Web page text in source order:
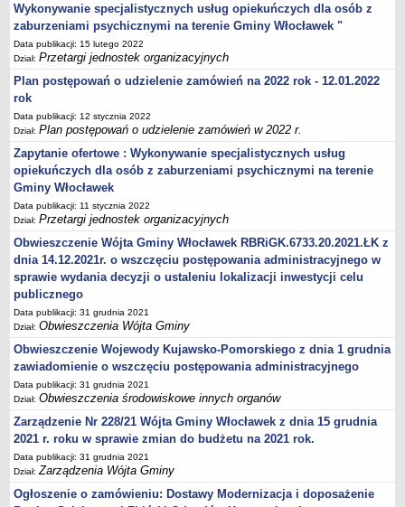
Zapytania
Odpowiedzi na zapytania
URZĄD GMINY
Wójt Gminy
Sekretarz Gminy
Zarządzenia Wójta Gminy
Zarządzenia Kierownika Urzędu
Baza Aktów Własnych
Regulamin Pracy Urzędu
Regulamin Organizacyjny
Oświadczenia majątkowe
e-Urząd
PRZETARGI
Przetargi własne Urzędu
Przetargi jednostek organizacyjnych
Zamówienia publiczne do kwoty 30 tyś. euro
Plan postępowań o udzielenie zamówień w 2022 r.
Plan postępowań o udzielenie zamówień w 2021 r.
Plan postępowań o udzielenie zamówień w 2020 r.
Plan postępowań o udzielenie zamówień w 2019 r.
Wykonywanie specjalistycznych usług opiekuńczych dla osób z
zaburzeniami psychicznymi na terenie Gminy Włocławek "
Data publikacji: 15 lutego 2022
Dział:Przetargi jednostek organizacyjnych
Plan postępowań o udzielenie zamówień na 2022 rok - 12.01.2022
rok
Data publikacji: 12 stycznia 2022
Dział:Plan postępowań o udzielenie zamówień w 2022 r.
Zapytanie ofertowe : Wykonywanie specjalistycznych usług
opiekuńczych dla osób z zaburzeniami psychicznymi na terenie
Gminy Włocławek
Data publikacji: 11 stycznia 2022
Dział:Przetargi jednostek organizacyjnych
Obwieszczenie Wójta Gminy Włocławek RBRiGK.6733.20.2021.ŁK z
dnia 14.12.2021r. o wszczęciu postępowania administracyjnego w
sprawie wydania decyzji o ustaleniu lokalizacji inwestycji celu
publicznego
Data publikacji: 31 grudnia 2021
Dział:Obwieszczenia Wójta Gminy
Obwieszczenie Wojewody Kujawsko-Pomorskiego z dnia 1 grudnia
zawiadomienie o wszczęciu postępowania administracyjnego
Data publikacji: 31 grudnia 2021
Dział:Obwieszczenia środowiskowe innych organów
Zarządzenie Nr 228/21 Wójta Gminy Włocławek z dnia 15 grudnia
2021 r. roku w sprawie zmian do budżetu na 2021 rok.
Data publikacji: 31 grudnia 2021
Dział:Zarządzenia Wójta Gminy
Ogłoszenie o zamówieniu: Dostawy Modernizacja i doposażenie